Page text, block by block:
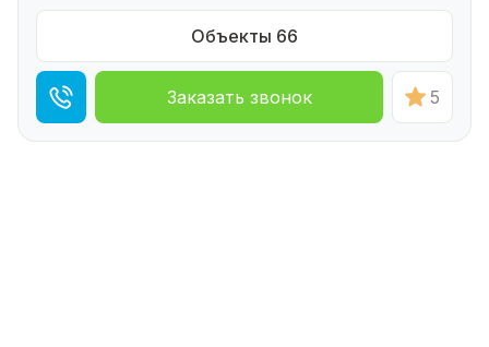
Объекты 66
Заказать звонок 5